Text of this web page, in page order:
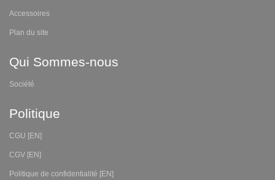
Accessoires
Plan du site
Qui Sommes-nous
Société
Politique
CGU [EN]
CGV [EN]
Politique de confidentialité [EN]